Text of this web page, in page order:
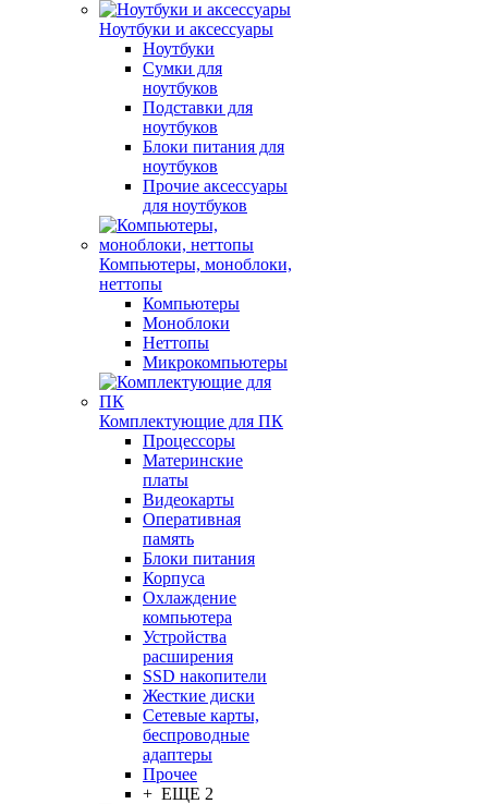
Ноутбуки и аксессуары
Ноутбуки
Сумки для
ноутбуков
Подставки для
ноутбуков
Блоки питания для
ноутбуков
Прочие аксессуары
для ноутбуков
Компьютеры, моноблоки,
неттопы
Компьютеры
Моноблоки
Неттопы
Микрокомпьютеры
Комплектующие для ПК
Процессоры
Материнские
платы
Видеокарты
Оперативная
память
Блоки питания
Корпуса
Охлаждение
компьютера
Устройства
расширения
SSD накопители
Жесткие диски
Сетевые карты,
беспроводные
адаптеры
Прочее
+ ЕЩЕ 2